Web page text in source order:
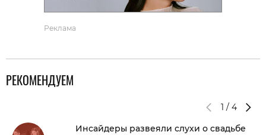
Реклама
РЕКОМЕНДУЕМ
1 / 4
Инсайдеры развеяли слухи о свадьбе